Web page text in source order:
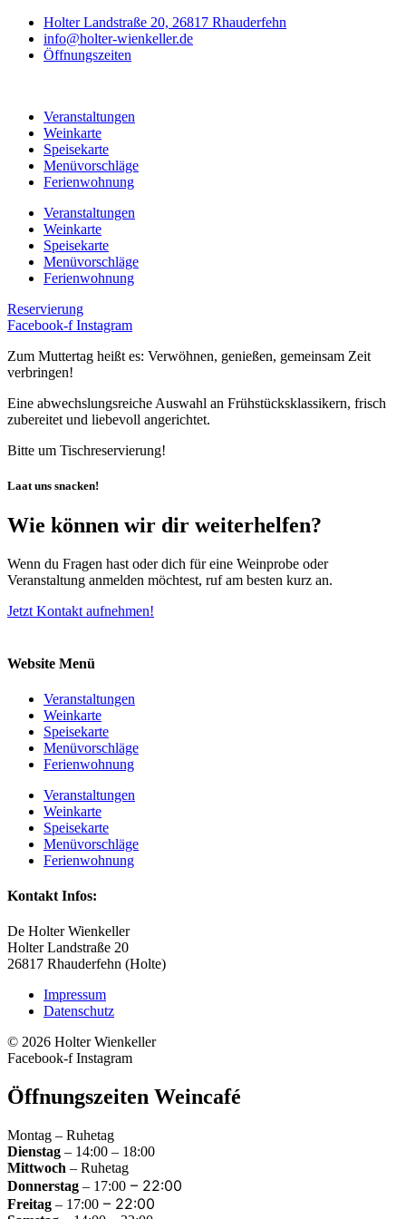
Holter Landstraße 20, 26817 Rhauderfehn
info@holter-wienkeller.de
Öffnungszeiten
Veranstaltungen
Weinkarte
Speisekarte
Menüvorschläge
Ferienwohnung
Veranstaltungen
Weinkarte
Speisekarte
Menüvorschläge
Ferienwohnung
Reservierung
Facebook-f Instagram
Zum Muttertag heißt es: Verwöhnen, genießen, gemeinsam Zeit
verbringen!
Eine abwechslungsreiche Auswahl an Frühstücksklassikern, frisch
zubereitet und liebevoll angerichtet.
Bitte um Tischreservierung!
Laat uns snacken!
Wie können wir dir weiterhelfen?
Wenn du Fragen hast oder dich für eine Weinprobe oder
Veranstaltung anmelden möchtest, ruf am besten kurz an.
Jetzt Kontakt aufnehmen!
Website Menü
Veranstaltungen
Weinkarte
Speisekarte
Menüvorschläge
Ferienwohnung
Veranstaltungen
Weinkarte
Speisekarte
Menüvorschläge
Ferienwohnung
Kontakt Infos:
De Holter Wienkeller
Holter Landstraße 20
26817 Rhauderfehn (Holte)
Impressum
Datenschutz
© 2026 Holter Wienkeller
Facebook-f Instagram
Öffnungszeiten Weincafé
Montag – Ruhetag
Dienstag – 14:00 – 18:00
Mittwoch – Ruhetag
Donnerstag – 17:00 – 22:00
Freitag – 17:00 – 22:00